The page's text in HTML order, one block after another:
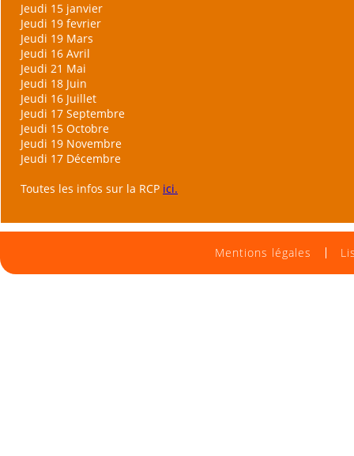
Jeudi 15 janvier
Jeudi 19 fevrier
Jeudi 19 Mars
Jeudi 16 Avril
Jeudi 21 Mai
Jeudi 18 Juin
Jeudi 16 Juillet
Jeudi 17 Septembre
Jeudi 15 Octobre
Jeudi 19 Novembre
Jeudi 17 Décembre
Toutes les infos sur la RCP ici.
Mentions légales